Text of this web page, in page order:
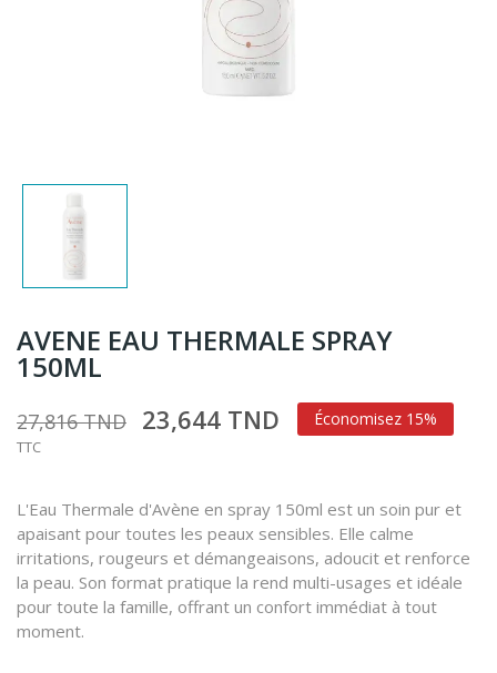
AVENE EAU THERMALE SPRAY
150ML
27,816 TND 23,644 TND Économisez 15%
TTC
L'Eau Thermale d'Avène en spray 150ml est un soin pur et
apaisant pour toutes les peaux sensibles. Elle calme
irritations, rougeurs et démangeaisons, adoucit et renforce
la peau. Son format pratique la rend multi-usages et idéale
pour toute la famille, offrant un confort immédiat à tout
moment.